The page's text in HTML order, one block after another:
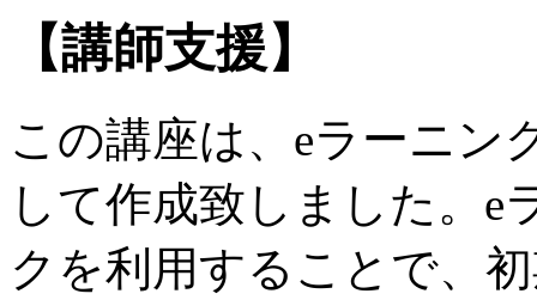
【講師支援】
この講座は、eラーニン
して作成致しました。e
クを利用することで、